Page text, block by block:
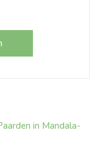
in Mandala-